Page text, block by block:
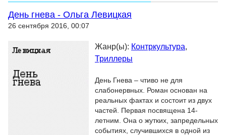
День гнева - Ольга Левицкая
26 сентября 2016, 00:07
Жанр(ы): Контркультура,
Триллеры
День Гнева – чтиво не для
слабонервных. Роман основан на
реальных фактах и состоит из двух
частей. Первая посвящена 14-
летним. Она о жутких, запредельных
событиях, случившихся в одной из